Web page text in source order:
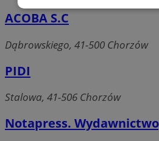
ACOBA S.C
Dąbrowskiego, 41-500 Chorzów
PIDI
Stalowa, 41-506 Chorzów
Notapress.
Niezbędne